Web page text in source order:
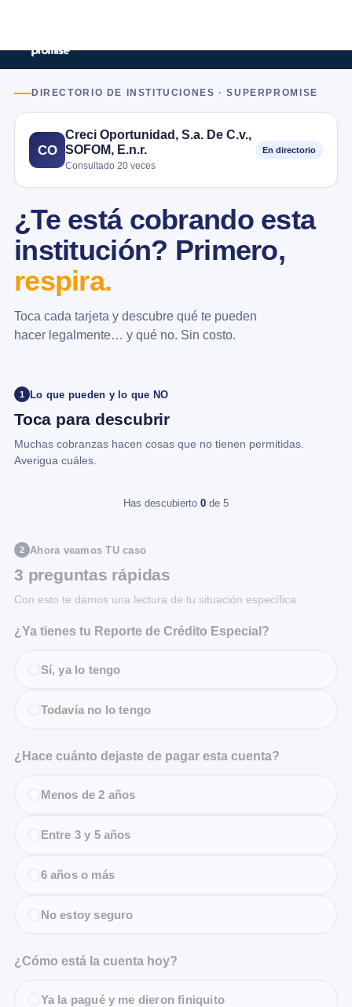
DIRECTORIO DE INSTITUCIONES · SUPERPROMISE
CO
Creci Oportunidad, S.a. De C.v.,
SOFOM, E.n.r.
Consultado 20 veces
En directorio
¿Te está cobrando esta
institución? Primero,
respira.
Toca cada tarjeta y descubre qué te pueden
hacer legalmente… y qué no. Sin costo.
1 Lo que pueden y lo que NO
Toca para descubrir
Muchas cobranzas hacen cosas que no tienen permitidas.
Averigua cuáles.
Has descubierto 0 de 5
2 Ahora veamos TU caso
3 preguntas rápidas
Con esto te damos una lectura de tu situación específica.
¿Ya tienes tu Reporte de Crédito Especial?
Sí, ya lo tengo
Todavía no lo tengo
¿Hace cuánto dejaste de pagar esta cuenta?
Menos de 2 años
Entre 3 y 5 años
6 años o más
No estoy seguro
¿Cómo está la cuenta hoy?
Ya la pagué y me dieron finiquito